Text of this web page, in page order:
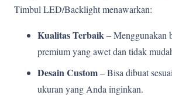
Timbul LED/Backlight menawarkan:
Kualitas Terbaik– Menggunakan
premium yang awet dan tidak
Desain Custom– Bisa dibuat
ukuran yang Anda inginkan.